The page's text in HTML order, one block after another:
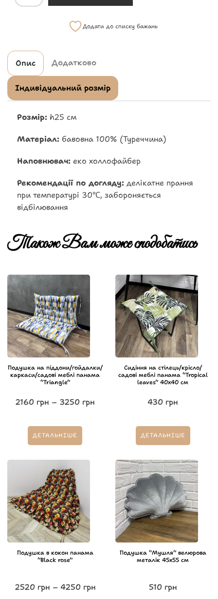
Додати до списку бажань
Опис Додатково
Індивідуальний розмір
Розмір: h25 см
Матеріал: бавовна 100% (Туреччина)
Наповнювач: еко холлофайбер
Рекомендації по догляду: делікатне прання
при температурі 30℃, забороняється
відбілювання
Також Вам може сподобатись
Подушка на піддони/гойдалки/
каркаси/садові меблі панама
“Triangle”
2160 грн – 3250 грн
ДЕТАЛЬНІШЕ
Сидіння на стілець/крісло/
садові меблі панама “Tropical
leaves” 40х40 см
430 грн
ДЕТАЛЬНІШЕ
Подушка в кокон панама
“Black rose”
2520 грн – 4250 грн
Подушка “Мушля” велюрова
металік 45х55 см
510 грн